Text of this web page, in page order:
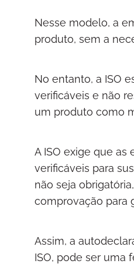
Nesse modelo, a
produto, sem a
No entanto, a ISO
verificáveis e não
um produto como
A ISO exige que
verificáveis para
não seja
comprovação para
Assim, a
ISO, pode ser uma